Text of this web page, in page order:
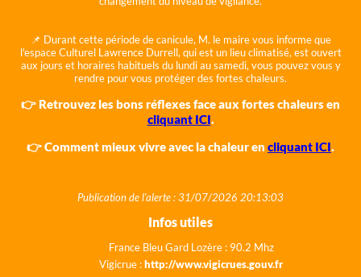
📌 Durant cette période de canicule, M. le maire vous informe que
l'espace Culturel Lawrence Durrell, qui est un lieu climatisé, est ouvert
aux jours et horaires habituels du lundi au samedi, vous pouvez vous y
rendre pour vous protéger des fortes chaleurs.
👉 Retrouvez les bons réflexes face aux fortes chaleurs en
cliquant ICI.
👉 Comment mieux vivre avec la chaleur en cliquant ICI.
Publication de l'alerte : 31/07/2026 20:13:03
Infos utiles
France Bleu Gard Lozère : 90.2 Mhz
Vigicrue :http://www.vigicrues.gouv.fr